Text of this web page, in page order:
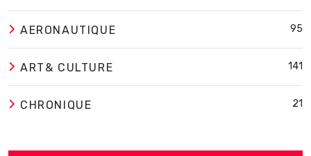
AERONAUTIQUE 95
ART& CULTURE 141
CHRONIQUE 21